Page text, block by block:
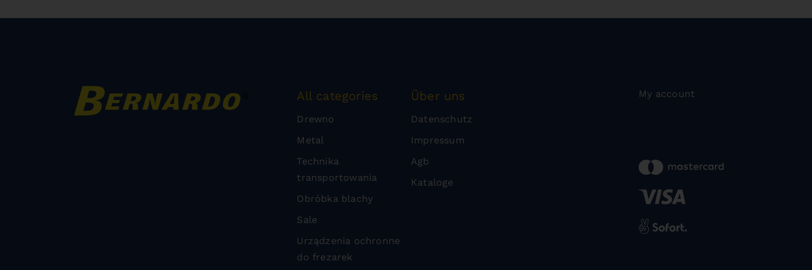
All categories
Drewno
Metal
Technika
transportowania
Obróbka blachy
Sale
Urządzenia ochronne
do frezarek
Über uns
Datenschutz
Impressum
Agb
Kataloge
My account